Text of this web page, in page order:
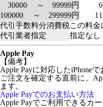
30000 ～ 99999円
100000 ～ 299999円
代引手数料分消費税この料
代引業者指定
指定なし
Apple Pay
【備考】
Apple Payに対応したiPhone
ご注文を確定する直前に、
ます。
Apple Payでのお支払い方法
Apple Payでご利用できるカ